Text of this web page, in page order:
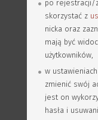
po rejestracji/
skorzystać z
nicka oraz
mają być
użytkowników,
w
zmienić swój
jest on
hasła i